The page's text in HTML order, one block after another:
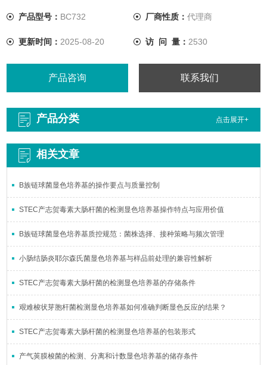
产品型号： BC732 厂商性质： 代理商
更新时间： 2025-08-20 访 问 量： 2530
产品咨询 联系我们
产品分类 点击展开+
相关文章
B族链球菌显色培养基的操作要点与质量控制
STEC产志贺毒素大肠杆菌的检测显色培养基操作特点与应用价值
B族链球菌显色培养基质控规范：菌株选择、接种策略与频次管理
小肠结肠炎耶尔森氏菌显色培养基与样品前处理的兼容性解析
STEC产志贺毒素大肠杆菌的检测显色培养基的存储条件
艰难梭状芽胞杆菌检测显色培养基如何准确判断显色反应的结果？
STEC产志贺毒素大肠杆菌的检测显色培养基的包装形式
产气荚膜梭菌的检测、分离和计数显色培养基的储存条件